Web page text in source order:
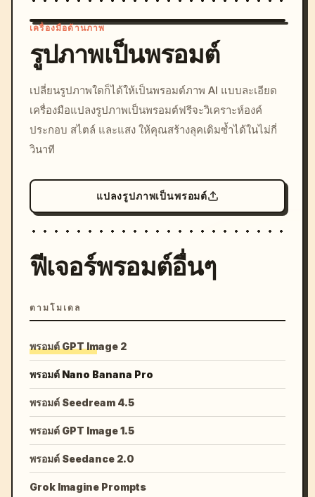
c, cyberpunk sunset, neon
colors, 8k --v 6.0
เครื่องมือด้านภาพ
รูปภาพเป็นพรอมต์
เปลี่ยนรูปภาพใดก็ได้ให้เป็นพรอมต์ภาพ AI แบบละเอียด
เครื่องมือแปลงรูปภาพเป็นพรอมต์ฟรีจะวิเคราะห์องค์
ประกอบ สไตล์ และแสง ให้คุณสร้างลุคเดิมซ้ำได้ในไม่กี่
วินาที
แปลงรูปภาพเป็นพรอมต์
ฟีเจอร์พรอมต์อื่นๆ
ตามโมเดล
พรอมต์ GPT Image 2
พรอมต์ Nano Banana Pro
พรอมต์ Seedream 4.5
พรอมต์ GPT Image 1.5
พรอมต์ Seedance 2.0
Grok Imagine Prompts